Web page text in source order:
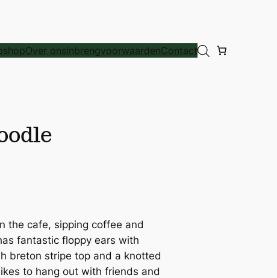
Over onsInbrengvoorwaardenContact
the cafe, sipping coffee and
fantastic floppy ears with
breton stripe top and a knotted
to hang out with friends and